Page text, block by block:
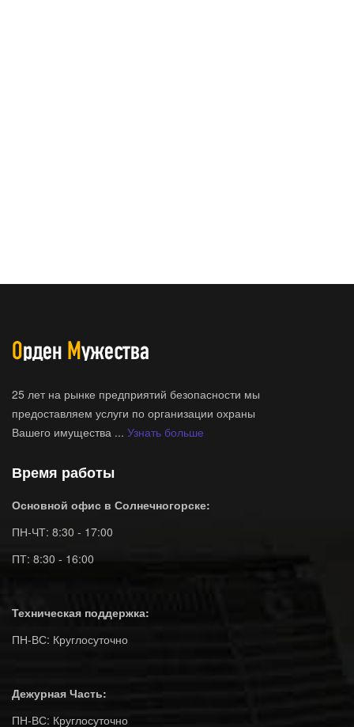
25 лет на рынке предприятий безопасности мы
предоставляем услуги по организации охраны
Вашего имущества ... Узнать больше
Время работы
Основной офис в Солнечногорске:
ПН-ЧТ: 8:30 - 17:00
ПТ: 8:30 - 16:00
Техническая поддержка:
ПН-ВС: Круглосуточно
Дежурная Часть:
ПН-ВС: Круглосуточно